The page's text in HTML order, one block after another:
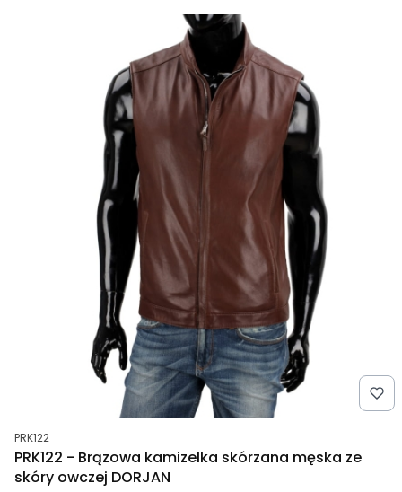
Kod produktu
PRK122
PRK122 - Brązowa kamizelka skórzana męska ze
skóry owczej DORJAN